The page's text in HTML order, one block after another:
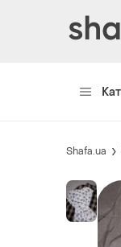
Shafa.ua